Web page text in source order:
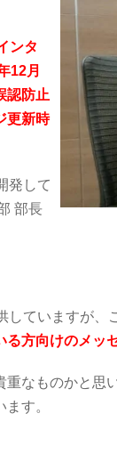
ンタ
12月
認防止
更新時
発して
部長
していますが、
方向けのメッ
なものかと思
す。